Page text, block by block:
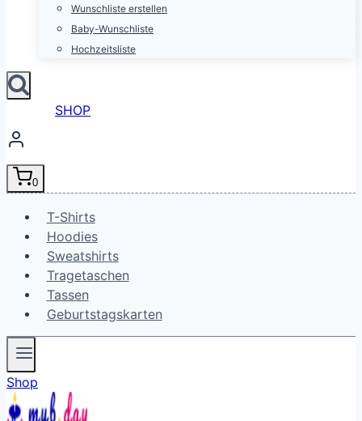
Wunschliste erstellen
Baby-Wunschliste
Hochzeitsliste
SHOP
0
T-Shirts
Hoodies
Sweatshirts
Tragetaschen
Tassen
Geburtstagskarten
Shop